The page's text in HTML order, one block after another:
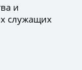
и
служащих